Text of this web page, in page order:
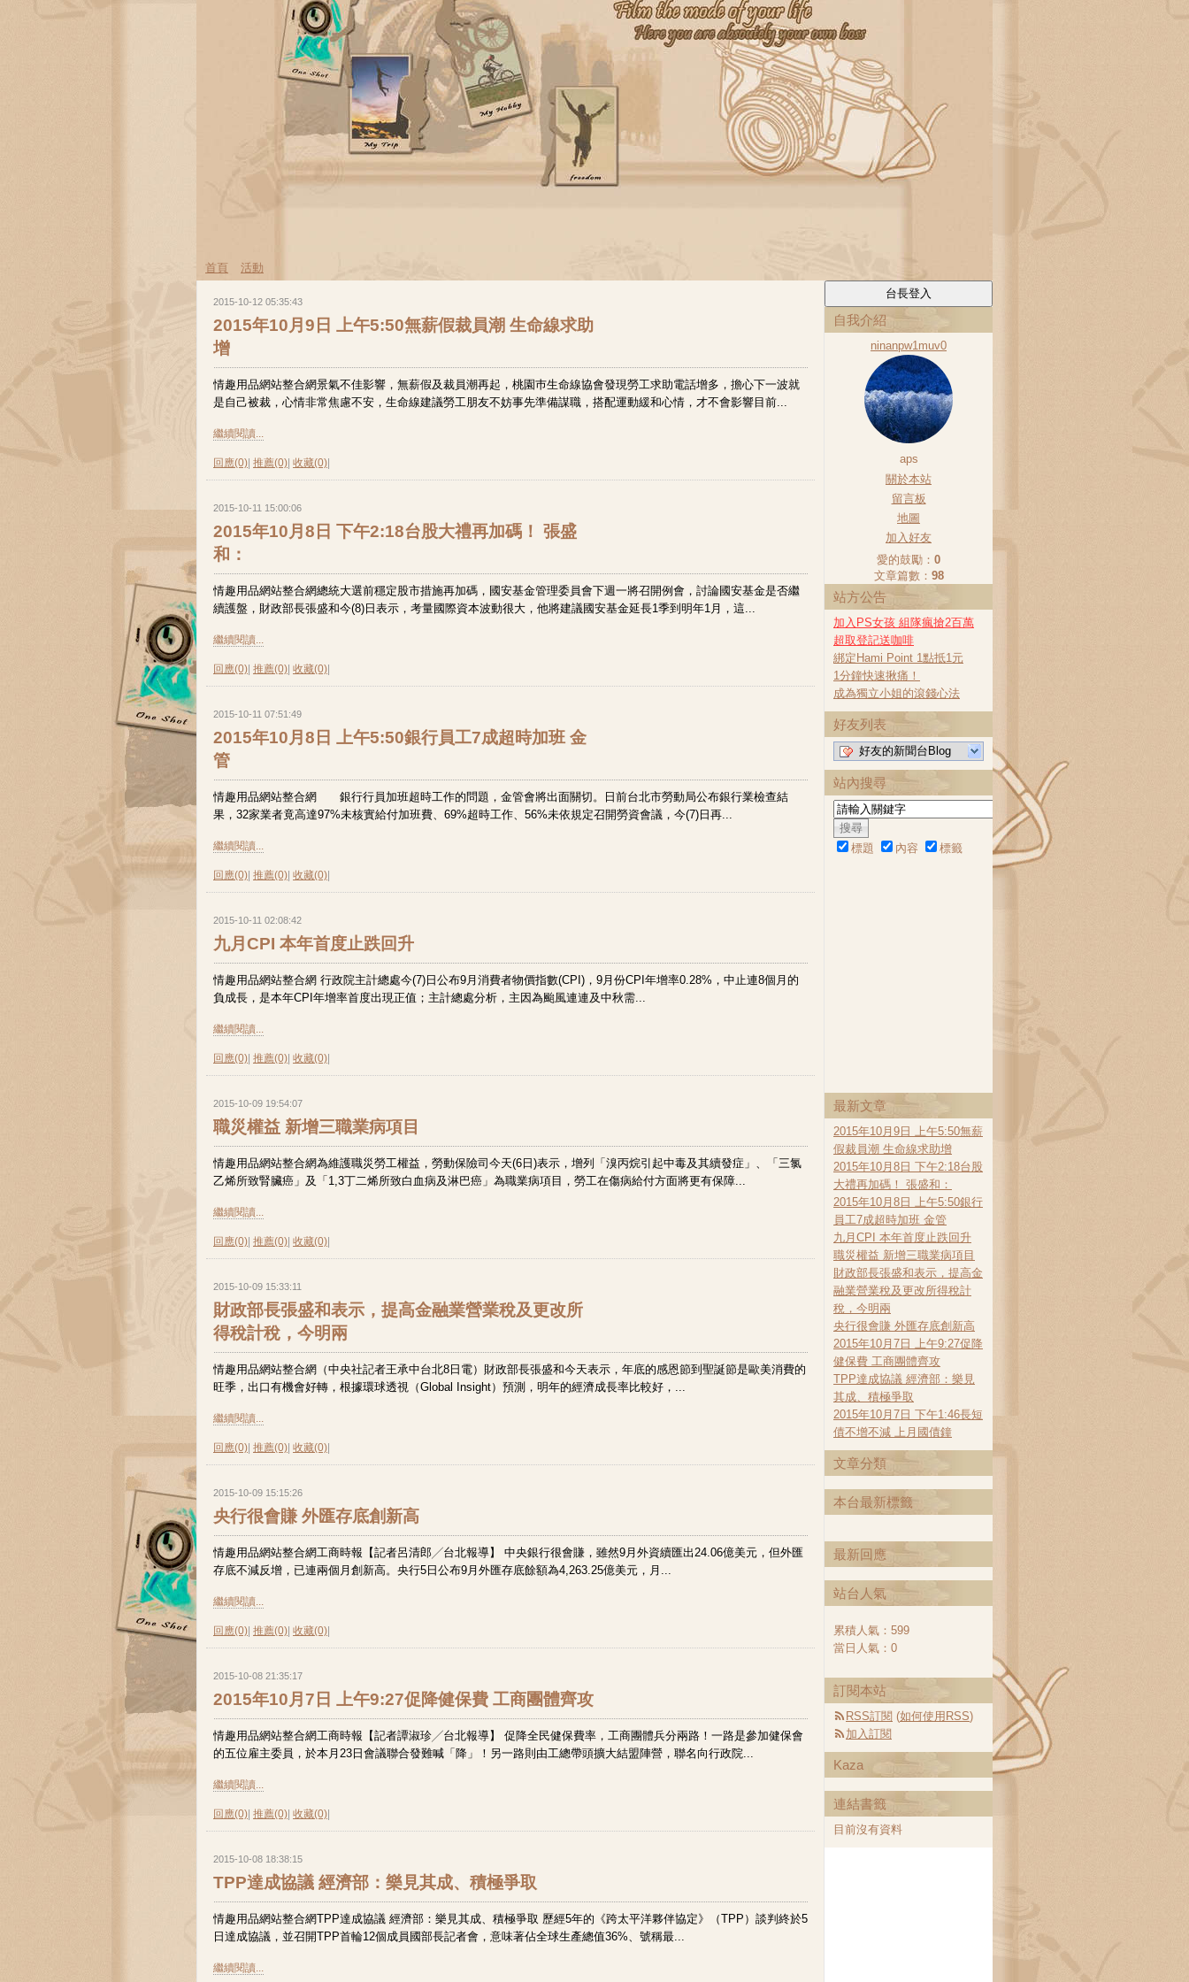
首頁 活動
2015-10-12 05:35:43
2015年10月9日 上午5:50無薪假裁員潮 生命線求助
增
情趣用品網站整合網景氣不佳影響，無薪假及裁員潮再起，桃園巿生命線協會發現勞工求助電話增多，擔心下一波就
是自己被裁，心情非常焦慮不安，生命線建議勞工朋友不妨事先準備謀職，搭配運動緩和心情，才不會影響目前...
繼續閱讀...
回應(0) 推薦(0) 收藏(0)
2015-10-11 15:00:06
2015年10月8日 下午2:18台股大禮再加碼！ 張盛
和：
情趣用品網站整合網總統大選前穩定股市措施再加碼，國安基金管理委員會下週一將召開例會，討論國安基金是否繼
續護盤，財政部長張盛和今(8)日表示，考量國際資本波動很大，他將建議國安基金延長1季到明年1月，這...
繼續閱讀...
回應(0) 推薦(0) 收藏(0)
2015-10-11 07:51:49
2015年10月8日 上午5:50銀行員工7成超時加班 金
管
情趣用品網站整合網 銀行行員加班超時工作的問題，金管會將出面關切。日前台北市勞動局公布銀行業檢查結
果，32家業者竟高達97%未核實給付加班費、69%超時工作、56%未依規定召開勞資會議，今(7)日再...
繼續閱讀...
回應(0) 推薦(0) 收藏(0)
2015-10-11 02:08:42
九月CPI 本年首度止跌回升
情趣用品網站整合網 行政院主計總處今(7)日公布9月消費者物價指數(CPI)，9月份CPI年增率0.28%，中止連8個月的
負成長，是本年CPI年增率首度出現正值；主計總處分析，主因為颱風連連及中秋需...
繼續閱讀...
回應(0) 推薦(0) 收藏(0)
2015-10-09 19:54:07
職災權益 新增三職業病項目
情趣用品網站整合網為維護職災勞工權益，勞動保險司今天(6日)表示，增列「溴丙烷引起中毒及其續發症」、「三氯
乙烯所致腎臟癌」及「1,3丁二烯所致白血病及淋巴癌」為職業病項目，勞工在傷病給付方面將更有保障...
繼續閱讀...
回應(0) 推薦(0) 收藏(0)
2015-10-09 15:33:11
財政部長張盛和表示，提高金融業營業稅及更改所
得稅計稅，今明兩
情趣用品網站整合網（中央社記者王承中台北8日電）財政部長張盛和今天表示，年底的感恩節到聖誕節是歐美消費的
旺季，出口有機會好轉，根據環球透視（Global Insight）預測，明年的經濟成長率比較好，...
繼續閱讀...
回應(0) 推薦(0) 收藏(0)
2015-10-09 15:15:26
央行很會賺 外匯存底創新高
情趣用品網站整合網工商時報【記者呂清郎╱台北報導】 中央銀行很會賺，雖然9月外資續匯出24.06億美元，但外匯
存底不減反增，已連兩個月創新高。央行5日公布9月外匯存底餘額為4,263.25億美元，月...
繼續閱讀...
回應(0) 推薦(0) 收藏(0)
2015-10-08 21:35:17
2015年10月7日 上午9:27促降健保費 工商團體齊攻
情趣用品網站整合網工商時報【記者譚淑珍╱台北報導】 促降全民健保費率，工商團體兵分兩路！一路是參加健保會
的五位雇主委員，於本月23日會議聯合發難喊「降」！另一路則由工總帶頭擴大結盟陣營，聯名向行政院...
繼續閱讀...
回應(0) 推薦(0) 收藏(0)
2015-10-08 18:38:15
TPP達成協議 經濟部：樂見其成、積極爭取
情趣用品網站整合網TPP達成協議 經濟部：樂見其成、積極爭取 歷經5年的《跨太平洋夥伴協定》（TPP）談判終於5
日達成協議，並召開TPP首輪12個成員國部長記者會，意味著佔全球生產總值36%、號稱最...
繼續閱讀...
自我介紹
ninanpw1muv0
aps
關於本站
留言板
地圖
加入好友
愛的鼓勵： 0
文章篇數： 98
站方公告
加入PS女孩 組隊瘋搶2百萬
超取登記送咖啡
綁定Hami Point 1點抵1元
1分鐘快速揪痛！
成為獨立小姐的滾錢心法
好友列表
好友的新聞台Blog
站內搜尋
標題 內容 標籤
最新文章
2015年10月9日 上午5:50無薪
假裁員潮 生命線求助增
2015年10月8日 下午2:18台股
大禮再加碼！ 張盛和：
2015年10月8日 上午5:50銀行
員工7成超時加班 金管
九月CPI 本年首度止跌回升
職災權益 新增三職業病項目
財政部長張盛和表示，提高金
融業營業稅及更改所得稅計
稅，今明兩
央行很會賺 外匯存底創新高
2015年10月7日 上午9:27促降
健保費 工商團體齊攻
TPP達成協議 經濟部：樂見
其成、積極爭取
2015年10月7日 下午1:46長短
債不增不減 上月國債鐘
文章分類
本台最新標籤
最新回應
站台人氣
累積人氣： 599
當日人氣： 0
訂閱本站
RSS訂閱 (如何使用RSS)
加入訂閱
Kaza
連結書籤
目前沒有資料